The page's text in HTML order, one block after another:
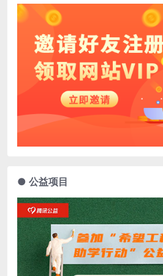
● 公益项目